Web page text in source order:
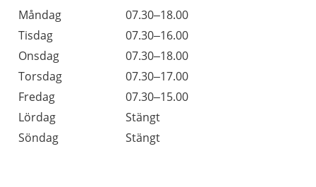
Dag
Öppettider
Kommentarer
Måndag
07.30–18.00
Tisdag
07.30–16.00
Onsdag
07.30–18.00
Torsdag
07.30–17.00
Fredag
07.30–15.00
Lördag
Stängt
Söndag
Stängt